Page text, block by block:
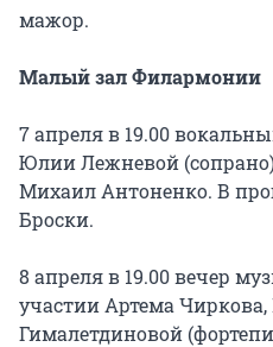
мажор.
Малый зал Филармонии
7 апреля в 19.00
Юлии Лежневой
Михаил Антоненко. В
Броски.
8 апреля в 19.00 вечер
участии Артема
Гималетдиновой